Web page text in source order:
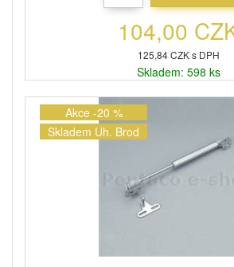
104,00
125,84 CZK s DPH
Skladem: 598 ks
Akce -20 %
Skladem Uh. Brod